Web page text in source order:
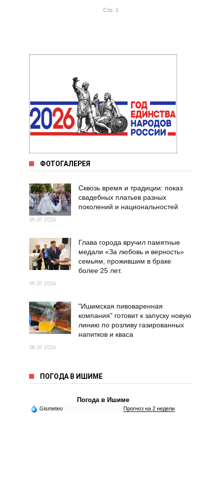
Стр. 1
ФОТОГАЛЕРЕЯ
Сквозь время и традиции: показ
свадебных платьев разных
поколений и национальностей
09.07.2026
Глава города вручил памятные
медали «За любовь и верность»
семьям, прожившим в браке
более 25 лет.
09.07.2026
"Ишимская пивоваренная
компания" готовит к запуску новую
линию по розливу газированных
напитков и кваса
08.07.2026
ПОГОДА В ИШИМЕ
Погода в Ишиме
Gismeteo Прогноз на 2 недели